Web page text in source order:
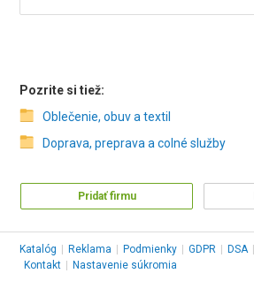
Pozrite si tiež:
Oblečenie, obuv a textil
Doprava, preprava a colné služby
Pridať firmu
Katalóg Reklama Podmienky GDPR DSA
Kontakt
Nastavenie súkromia